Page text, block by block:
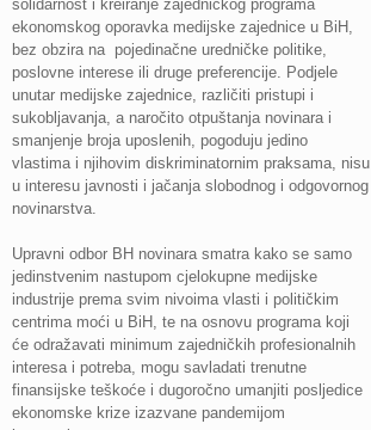
solidarnost i kreiranje zajedničkog programa
ekonomskog oporavka medijske zajednice u BiH,
bez obzira na pojedinačne uredničke politike,
poslovne interese ili druge preferencije. Podjele
unutar medijske zajednice, različiti pristupi i
sukobljavanja, a naročito otpuštanja novinara i
smanjenje broja uposlenih, pogoduju jedino
vlastima i njihovim diskriminatornim praksama, nisu
u interesu javnosti i jačanja slobodnog i odgovornog
novinarstva.
Upravni odbor BH novinara smatra kako se samo
jedinstvenim nastupom cjelokupne medijske
industrije prema svim nivoima vlasti i političkim
centrima moći u BiH, te na osnovu programa koji
će odražavati minimum zajedničkih profesionalnih
interesa i potreba, mogu savladati trenutne
finansijske teškoće i dugoročno umanjiti posljedice
ekonomske krize izazvane pandemijom